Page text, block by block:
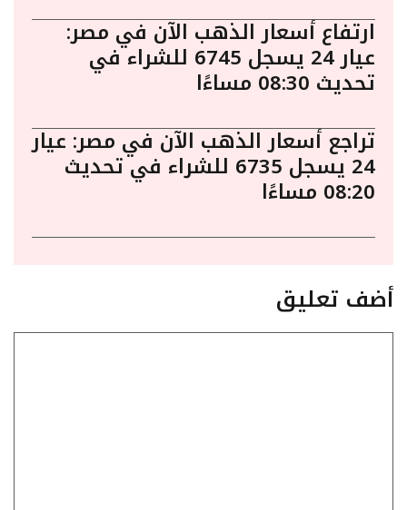
ارتفاع أسعار الذهب الآن في مصر:
عيار 24 يسجل 6745 للشراء في
تحديث 08:30 مساءًا
تراجع أسعار الذهب الآن في مصر: عيار
24 يسجل 6735 للشراء في تحديث
08:20 مساءًا
أضف تعليق